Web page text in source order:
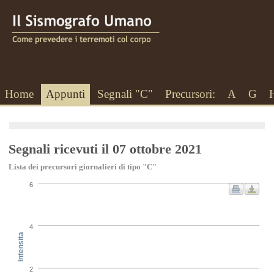
Home Appunti Segnali "C" Precursori: A G
Segnali ricevuti il 07 ottobre 2021
Lista dei precursori giornalieri di tipo "C"
Intensita
2
4
6